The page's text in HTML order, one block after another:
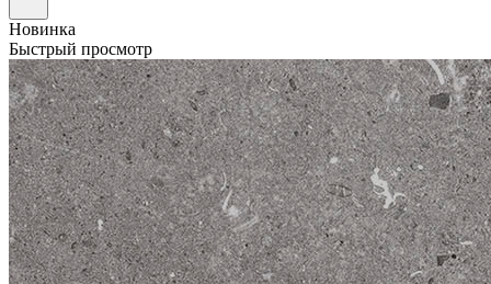
Новинка
Быстрый просмотр